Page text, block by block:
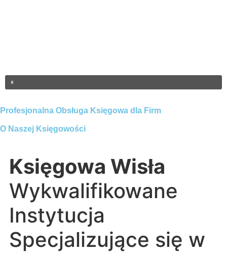
Profesjonalna Obsługa Księgowa dla Firm
O Naszej Księgowości
Księgowa Wisła
Wykwalifikowane
Instytucja
Specjalizujące się w